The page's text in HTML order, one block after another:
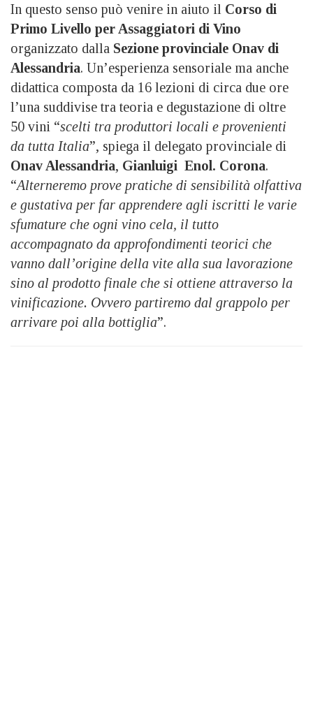
In questo senso può venire in aiuto il Corso di
Primo Livello per Assaggiatori di Vino
organizzato dalla Sezione provinciale Onav di
Alessandria. Un’esperienza sensoriale ma anche
didattica composta da 16 lezioni di circa due ore
l’una suddivise tra teoria e degustazione di oltre
50 vini “scelti tra produttori locali e provenienti
da tutta Italia”, spiega il delegato provinciale di
Onav Alessandria, Gianluigi Enol. Corona.
“Alterneremo prove pratiche di sensibilità olfattiva
e gustativa per far apprendere agli iscritti le varie
sfumature che ogni vino cela, il tutto
accompagnato da approfondimenti teorici che
vanno dall’origine della vite alla sua lavorazione
sino al prodotto finale che si ottiene attraverso la
vinificazione. Ovvero partiremo dal grappolo per
arrivare poi alla bottiglia”.